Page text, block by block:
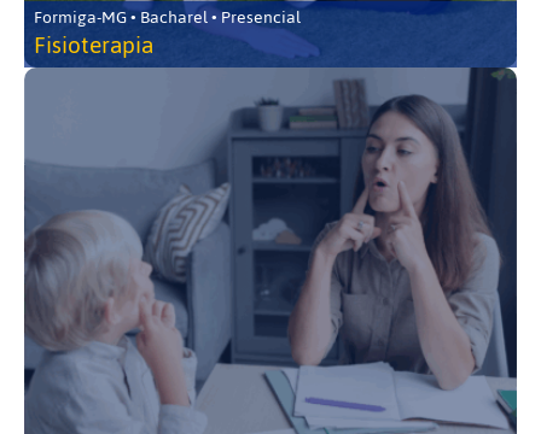
Formiga-MG • Bacharel • Presencial
Fisioterapia